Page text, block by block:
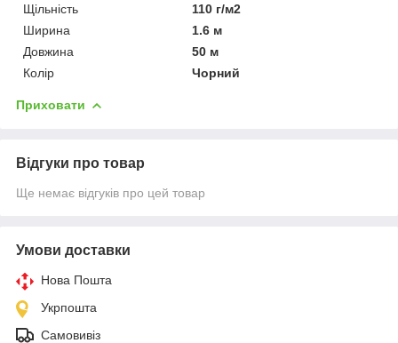
Щільність
110 г/м2
Ширина
1.6 м
Довжина
50 м
Колір
Чорний
Приховати
Відгуки про товар
Ще немає відгуків про цей товар
Умови доставки
Нова Пошта
Укрпошта
Самовивіз